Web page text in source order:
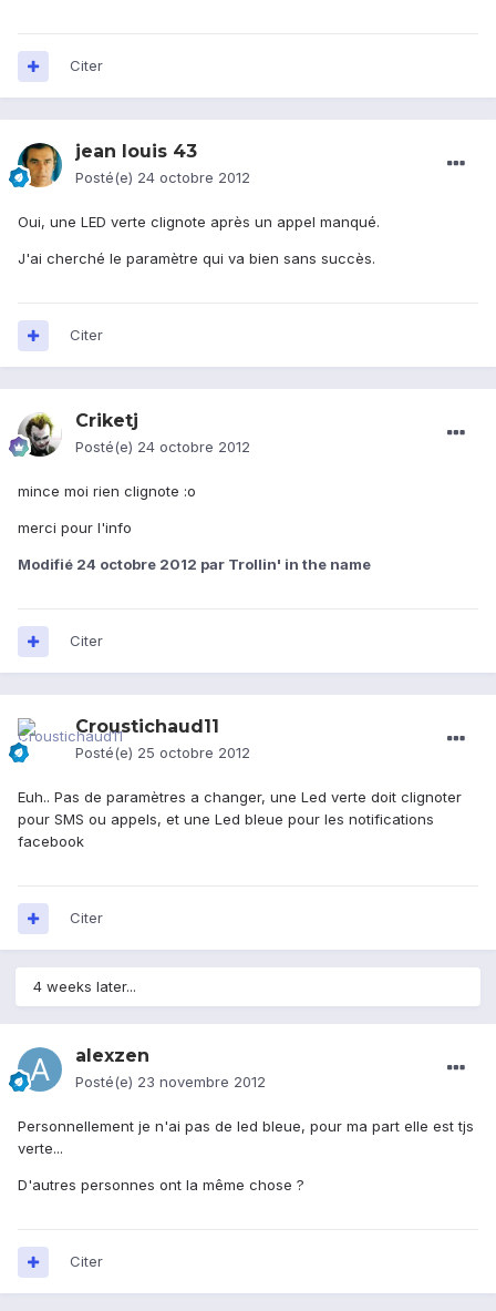
Citer
jean louis 43
Posté(e) 24 octobre 2012
Oui, une LED verte clignote après un appel manqué.
J'ai cherché le paramètre qui va bien sans succès.
Citer
Criketj
Posté(e) 24 octobre 2012
mince moi rien clignote :o
merci pour l'info
Modifié 24 octobre 2012 par Trollin' in the name
Citer
Croustichaud11
Posté(e) 25 octobre 2012
Euh.. Pas de paramètres a changer, une Led verte doit clignoter
pour SMS ou appels, et une Led bleue pour les notifications
facebook
Citer
4 weeks later...
alexzen
Posté(e) 23 novembre 2012
Personnellement je n'ai pas de led bleue, pour ma part elle est tjs
verte...
D'autres personnes ont la même chose ?
Citer